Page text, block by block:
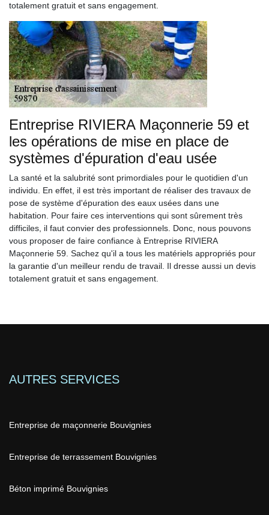
totalement gratuit et sans engagement.
Entreprise RIVIERA Maçonnerie 59 et
les opérations de mise en place de
systèmes d'épuration d'eau usée
La santé et la salubrité sont primordiales pour le quotidien d'un
individu. En effet, il est très important de réaliser des travaux de
pose de système d'épuration des eaux usées dans une
habitation. Pour faire ces interventions qui sont sûrement très
difficiles, il faut convier des professionnels. Donc, nous pouvons
vous proposer de faire confiance à Entreprise RIVIERA
Maçonnerie 59. Sachez qu'il a tous les matériels appropriés pour
la garantie d'un meilleur rendu de travail. Il dresse aussi un devis
totalement gratuit et sans engagement.
AUTRES SERVICES
Entreprise de maçonnerie Bouvignies
Entreprise de terrassement Bouvignies
Béton imprimé Bouvignies